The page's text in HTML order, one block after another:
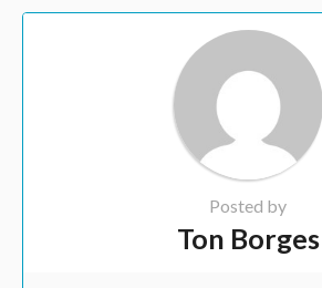
Posted by
Ton Borges